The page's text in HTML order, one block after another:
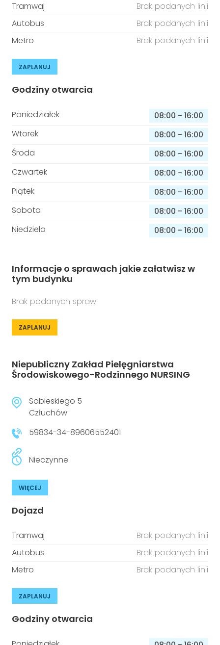
Tramwaj
Brak podanych linii
Autobus
Brak podanych linii
Metro
Brak podanych linii
ZAPLANUJ
Godziny otwarcia
Poniedziałek 08:00 - 16:00
Wtorek
08:00 - 16:00
Środa
08:00 - 16:00
Czwartek
08:00 - 16:00
Piątek
08:00 - 16:00
Sobota
08:00 - 16:00
Niedziela
08:00 - 16:00
Informacje o sprawach jakie załatwisz w
tym budynku
Brak podanych spraw
ZAPLANUJ
Niepubliczny Zakład Pielęgniarstwa
Środowiskowego-Rodzinnego NURSING
Sobieskiego 5
Człuchów
59834-34-89606552401
Nieczynne
WIĘCEJ
Dojazd
Tramwaj
Brak podanych linii
Autobus
Brak podanych linii
Metro
Brak podanych linii
ZAPLANUJ
Godziny otwarcia